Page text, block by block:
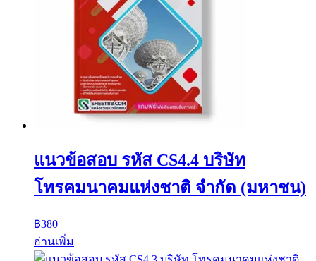
แนวข้อสอบ รหัส CS4.4 บริษัท
โทรคมนาคมแห่งชาติ จำกัด (มหาชน)
฿380
อ่านเพิ่ม